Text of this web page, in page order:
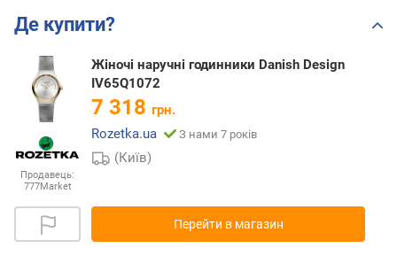
Де купити?
Продавець:
777Market
Жіночі наручні годинники Danish Design
IV65Q1072
7 318 грн.
Rozetka.ua
З нами 7 років
(Київ)
Перейти в магазин